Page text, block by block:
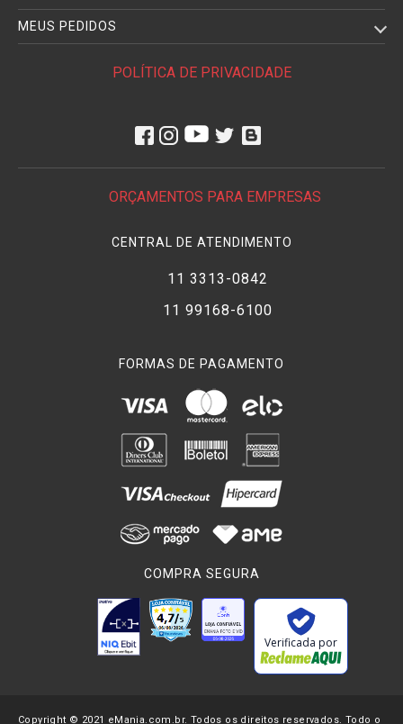
MEUS PEDIDOS
POLÍTICA DE PRIVACIDADE
ORÇAMENTOS PARA EMPRESAS
CENTRAL DE ATENDIMENTO
11 3313-0842
11 99168-6100
FORMAS DE PAGAMENTO
COMPRA SEGURA
Verificada por
Copyright © 2021 eMania.com.br. Todos os direitos reservados. Todo o